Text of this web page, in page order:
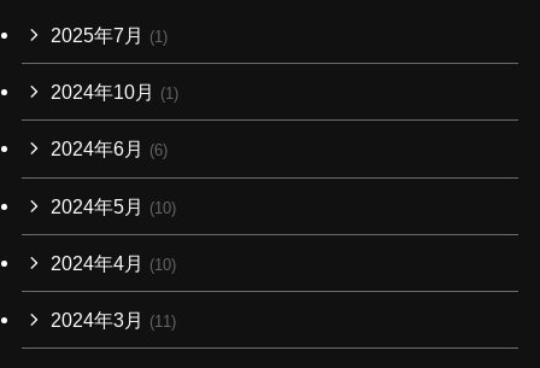
2025年7月 (1)
2024年10月 (1)
2024年6月 (6)
2024年5月 (10)
2024年4月 (10)
2024年3月 (11)